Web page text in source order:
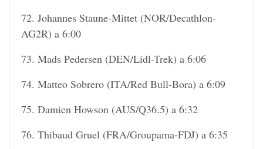
72. Johannes Staune-Mittet (NOR/Decathlon-
AG2R) a 6:00
73. Mads Pedersen (DEN/Lidl-Trek) a 6:06
74. Matteo Sobrero (ITA/Red Bull-Bora) a 6:09
75. Damien Howson (AUS/Q36.5) a 6:32
76. Thibaud Gruel (FRA/Groupama-FDJ) a 6:35